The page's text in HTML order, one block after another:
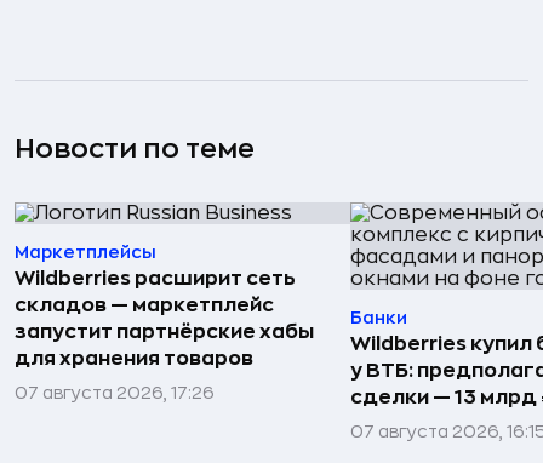
Новости по теме
Маркетплейсы
Wildberries расширит сеть
складов — маркетплейс
запустит партнёрские хабы
для хранения товаров
07 августа 2026, 17:26
Банки
Wildberries купил
у ВТБ:
сделки — 13 млрд
07 августа 2026,